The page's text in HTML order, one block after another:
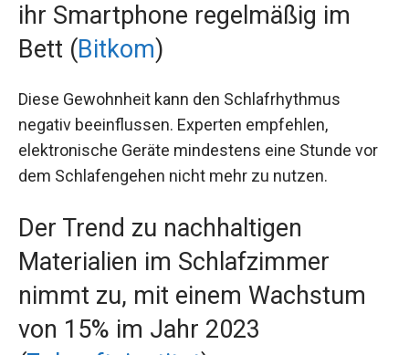
ihr Smartphone regelmäßig im
Bett (Bitkom)
Diese Gewohnheit kann den Schlafrhythmus
negativ beeinflussen. Experten empfehlen,
elektronische Geräte mindestens eine Stunde vor
dem Schlafengehen nicht mehr zu nutzen.
Der Trend zu nachhaltigen
Materialien im Schlafzimmer
nimmt zu, mit einem Wachstum
von 15% im Jahr 2023